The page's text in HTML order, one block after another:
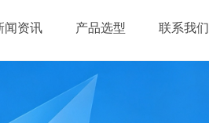
闻资讯 产品选型 联系我们